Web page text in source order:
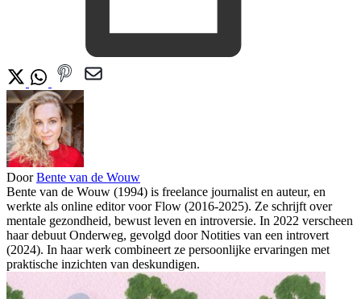
Door Bente van de Wouw
Bente van de Wouw (1994) is freelance journalist en auteur, en
werkte als online editor voor Flow (2016-2025). Ze schrijft over
mentale gezondheid, bewust leven en introversie. In 2022 verscheen
haar debuut Onderweg, gevolgd door Notities van een introvert
(2024). In haar werk combineert ze persoonlijke ervaringen met
praktische inzichten van deskundigen.